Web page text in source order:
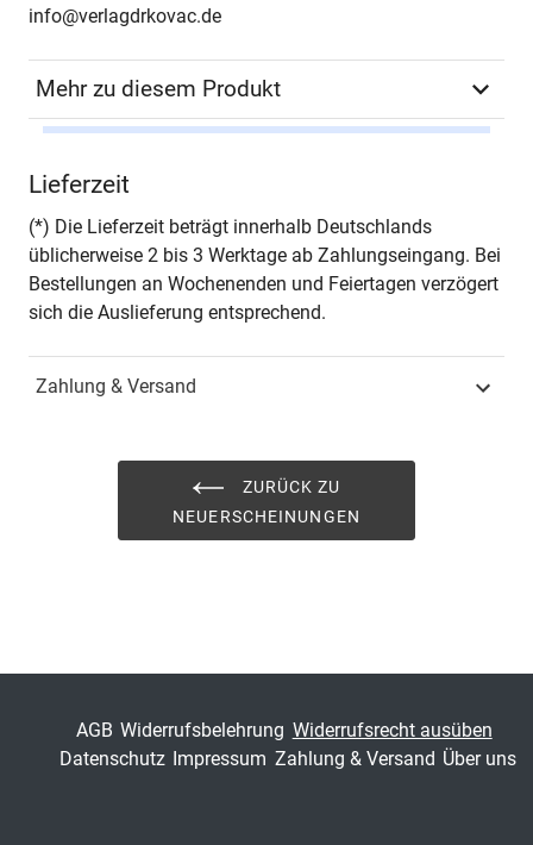
info@verlagdrkovac.de
Mehr zu diesem Produkt
ISSN
Band
Fachbereich Sozialwissenschaft
Lieferzeit
(*) Die Lieferzeit beträgt innerhalb Deutschlands
üblicherweise 2 bis 3 Werktage ab Zahlungseingang. Bei
Bestellungen an Wochenenden und Feiertagen verzögert
sich die Auslieferung entsprechend.
Zahlung & Versand
ZURÜCK ZU
NEUERSCHEINUNGEN
AGB Widerrufsbelehrung Widerrufsrecht ausüben
Datenschutz Impressum Zahlung & Versand Über uns